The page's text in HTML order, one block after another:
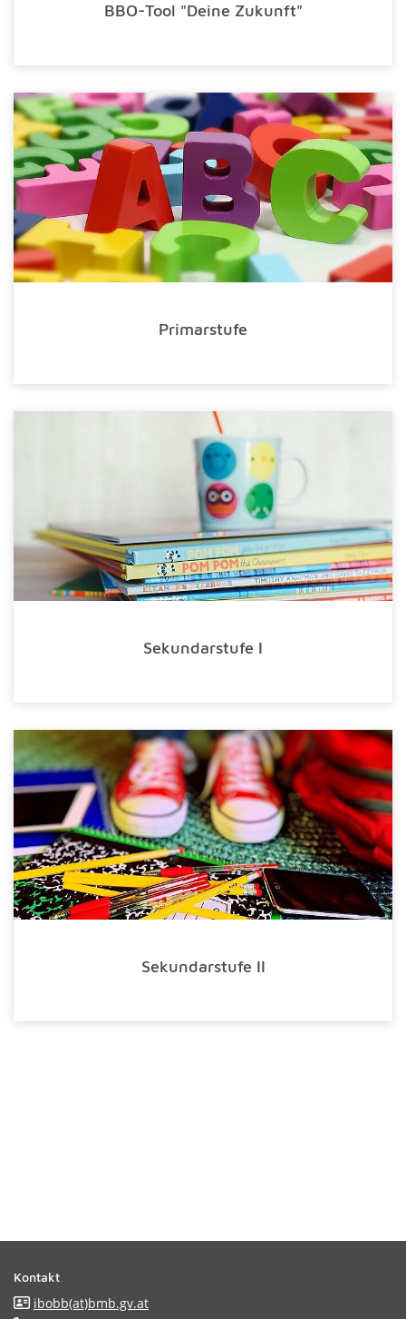
BBO-Tool "Deine Zukunft"
Primarstufe
Sekundarstufe I
Sekundarstufe II
Kontakt
ibobb(at)bmb.gv.at